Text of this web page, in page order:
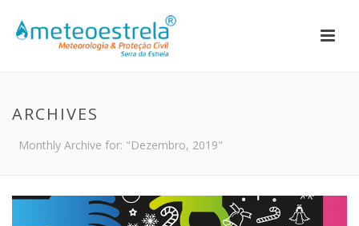
ARCHIVES
Monthly Archive for: "Dezembro, 2019"